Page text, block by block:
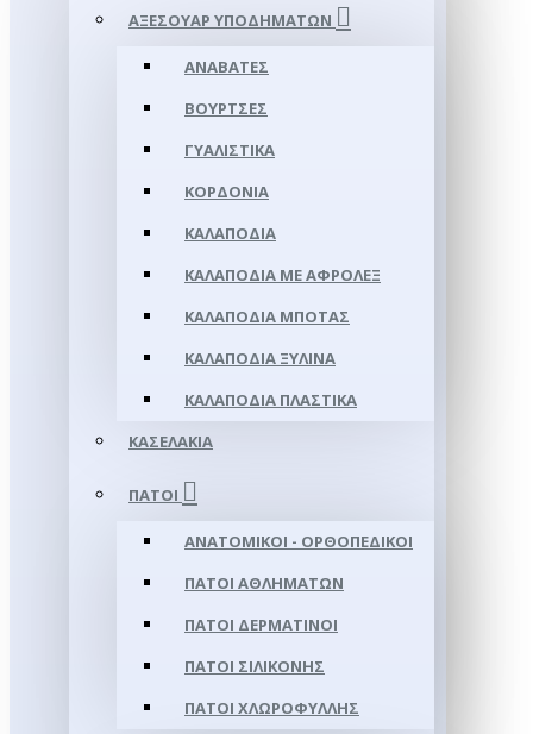
ΑΞΕΣΟΥΑΡ ΥΠΟΔΗΜΆΤΩΝ
ΑΝΑΒΆΤΕΣ
ΒΟΎΡΤΣΕΣ
ΓΥΑΛΙΣΤΙΚΆ
ΚΟΡΔΌΝΙΑ
ΚΑΛΑΠΌΔΙΑ
ΚΑΛΑΠΌΔΙΑ ΜΕ ΑΦΡΟΛΕΞ
ΚΑΛΑΠΌΔΙΑ ΜΠΌΤΑΣ
ΚΑΛΑΠΌΔΙΑ ΞΎΛΙΝΑ
ΚΑΛΑΠΌΔΙΑ ΠΛΑΣΤΙΚΆ
ΚΑΣΕΛΆΚΙΑ
ΠΆΤΟΙ
ΑΝΑΤΟΜΙΚΟΊ - ΟΡΘΟΠΕΔΙΚΟΊ
ΠΆΤΟΙ ΑΘΛΗΜΆΤΩΝ
ΠΆΤΟΙ ΔΕΡΜΆΤΙΝΟΙ
ΠΆΤΟΙ ΣΙΛΙΚΌΝΗΣ
ΠΆΤΟΙ ΧΛΩΡΟΦΎΛΛΗΣ